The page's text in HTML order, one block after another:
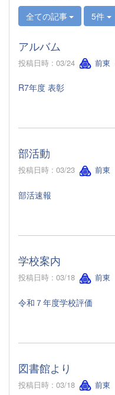
全ての記事 5件
アルバム
投稿日時 : 03/24 前東
R7年度 表彰
部活動
投稿日時 : 03/23 前東
部活速報
学校案内
投稿日時 : 03/18 前東
令和７年度学校評価
図書館より
投稿日時 : 03/18 前東